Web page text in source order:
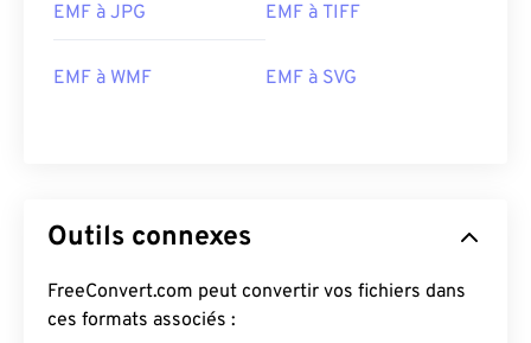
EMF à JPG EMF à TIFF
EMF à WMF EMF à SVG
Outils connexes
FreeConvert.com peut convertir vos fichiers dans
ces formats associés :